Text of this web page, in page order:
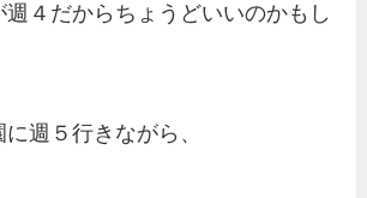
４だからちょうどいいのかもし
週５行きながら、